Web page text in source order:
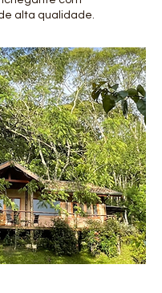
alta qualidade.